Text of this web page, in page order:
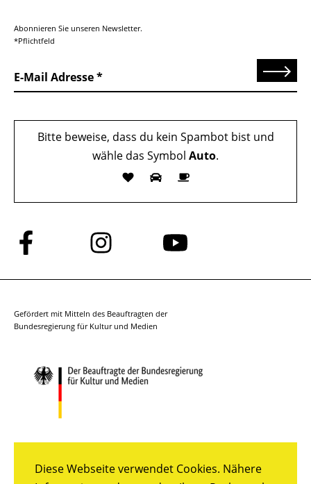
Diese Webseite verwendet Cookies. Nähere
Abonnieren Sie unseren Newsletter.
*Pflichtfeld
E-Mail Adresse Senden
Bitte beweise, dass du kein Spambot bist und
wähle das Symbol Auto.
Folge
uns
auf
Folge
uns
auf
Folge
auf
Gefördert mit Mitteln des Beauftragten der
Bundesregierung für Kultur und Medien